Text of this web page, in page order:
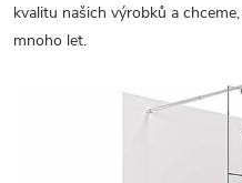
kvalitu našich výrobků a
mnoho let.